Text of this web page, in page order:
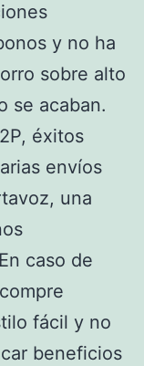
y no ha
sobre alto
se acaban.
éxitos
envíos
una
caso de
fácil y no
beneficios